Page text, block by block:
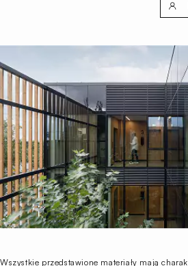
Wszystkie przedstawione materiały mają